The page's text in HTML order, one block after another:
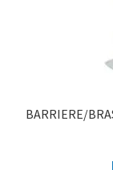
BARRIERE/